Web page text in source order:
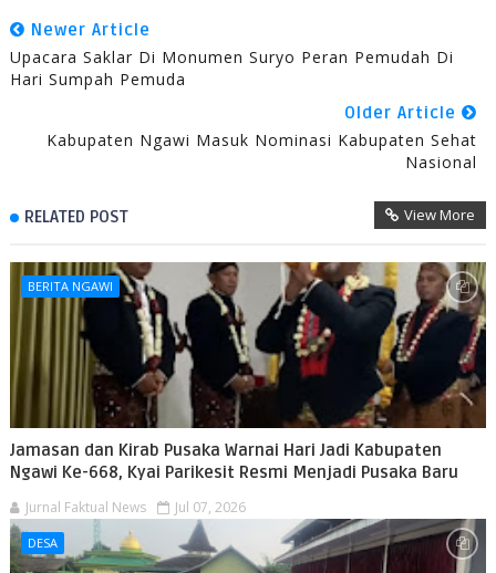
Newer Article
Upacara Saklar Di Monumen Suryo Peran Pemudah Di
Hari Sumpah Pemuda
Older Article
Kabupaten Ngawi Masuk Nominasi Kabupaten Sehat
Nasional
RELATED POST View More
BERITA NGAWI
Jamasan dan Kirab Pusaka Warnai Hari Jadi Kabupaten
Ngawi Ke-668, Kyai Parikesit Resmi Menjadi Pusaka Baru
Jurnal Faktual News Jul 07, 2026
DESA